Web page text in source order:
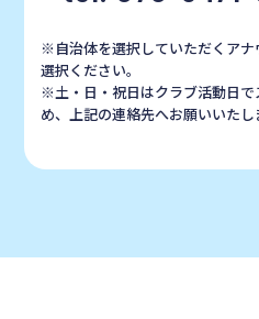
※自治体を選択していただくア
選択ください。
※土・日・祝日はクラブ活動日
め、上記の連絡先へお願いいたし